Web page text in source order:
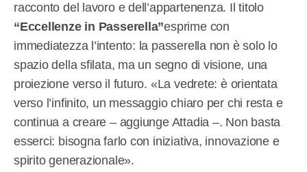
racconto del lavoro e dell’appartenenza. Il titolo
“Eccellenze in Passerella”esprime con
immediatezza l’intento: la passerella non è solo lo
spazio della sfilata, ma un segno di visione, una
proiezione verso il futuro. «La vedrete: è orientata
verso l’infinito, un messaggio chiaro per chi resta e
continua a creare – aggiunge Attadia –. Non basta
esserci: bisogna farlo con iniziativa, innovazione e
spirito generazionale».